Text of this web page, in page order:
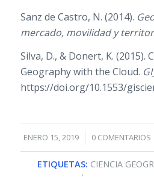
Sanz de Castro, N. (2014).
mercado, movilidad y
Silva, D., & Donert, K. (2015).
Geography with the Cloud.
https://doi.org/10.1553/
ENERO 15, 2019
/ 0 COMENTARIOS
/
ETIQUETAS: CIENCIA